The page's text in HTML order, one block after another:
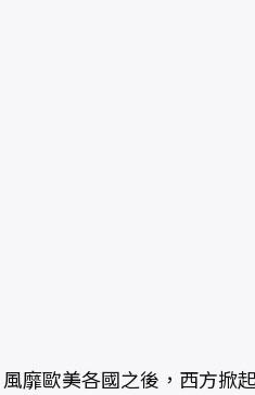
靡歐美各國之後，西方掀